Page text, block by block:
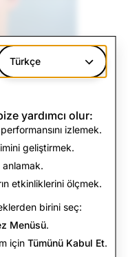
Türkçe
yardımcı olur:
izlemek.
geliştirmek.
anlamak.
etkinliklerini ölçmek.
birini seç:
Menüsü.
için Tümünü Kabul Et.